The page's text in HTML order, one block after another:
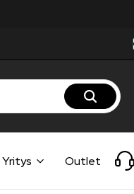
Yritys Outlet